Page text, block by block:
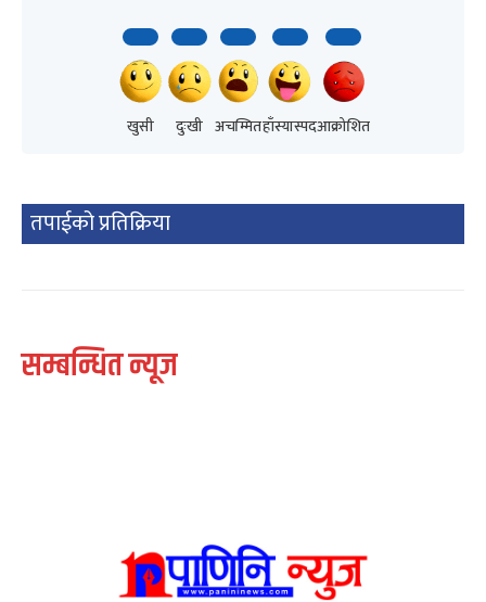
खुसी दुःखी अचम्मितहाँस्यास्पदआक्रोशित
तपाईको प्रतिक्रिया
सम्बन्धित न्यूज